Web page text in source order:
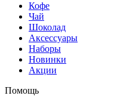
Кофе
Чай
Шоколад
Аксессуары
Наборы
Новинки
Акции
Помощь